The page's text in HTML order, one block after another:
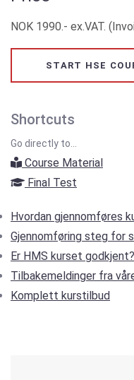
NOK 1990.- ex.VAT.
START HSE
Shortcuts
Go directly to...
Course Material
Final Test
Hvordan gjennomføres
Gjennomføring steg for
Er HMS kurset godkjent?
Tilbakemeldinger fra
Komplett kurstilbud